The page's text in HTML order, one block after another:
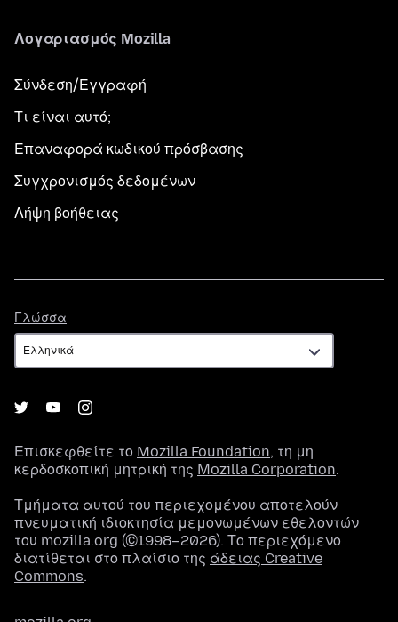
Λογαριασμός Mozilla
Σύνδεση/Εγγραφή
Τι είναι αυτό;
Επαναφορά κωδικού πρόσβασης
Συγχρονισμός δεδομένων
Λήψη βοήθειας
Γλώσσα
Επισκεφθείτε το Mozilla Foundation, τη μη
κερδοσκοπική μητρική της Mozilla Corporation.
Τμήματα αυτού του περιεχομένου αποτελούν
πνευματική ιδιοκτησία μεμονωμένων εθελοντών
του mozilla.org (©1998–2026). Το περιεχόμενο
διατίθεται στο πλαίσιο της άδειας Creative
Commons.